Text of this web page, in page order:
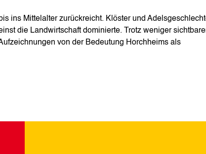
ins Mittelalter zurückreicht. Klöster und
die Landwirtschaft dominierte. Trotz weniger
von der Bedeutung Horchheims als